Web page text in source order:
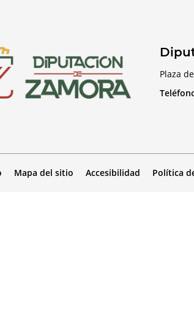
Plaza
Mapa del sitio Accesibilidad Política